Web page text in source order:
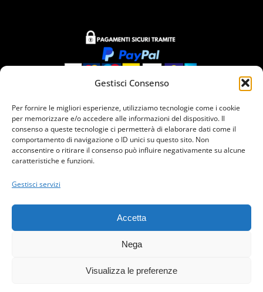
Gestisci Consenso
Per fornire le migliori esperienze, utilizziamo tecnologie come i cookie
per memorizzare e/o accedere alle informazioni del dispositivo. Il
consenso a queste tecnologie ci permetterà di elaborare dati come il
comportamento di navigazione o ID unici su questo sito. Non
acconsentire o ritirare il consenso può influire negativamente su alcune
caratteristiche e funzioni.
Gestisci servizi
Accetta
Nega
Visualizza le preferenze
Siamo presenti in
VI.PER GROUP S.R.L. 2025 ® All rights reserved | P.Iva e
Cod.Fiscale 01659290298 - All rights reserved.